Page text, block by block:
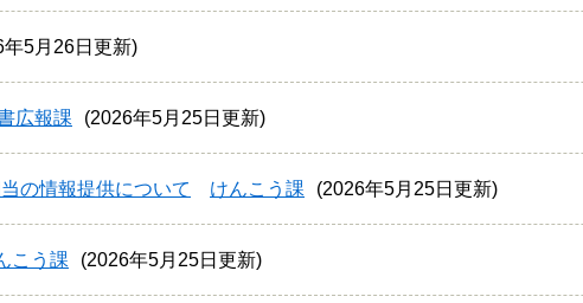
年5月26日更新
広報課 2026年5月25日更新
の情報提供について けんこう課 2026年5月25日更新
こう課 2026年5月25日更新